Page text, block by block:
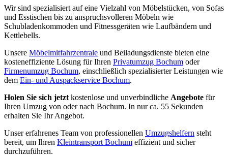
Wir sind spezialisiert auf eine Vielzahl von Möbelstücken, von Sofas
und Esstischen bis zu anspruchsvolleren Möbeln wie
Schubladenkommoden und Fitnessgeräten wie Laufbändern und
Kettlebells.
Unsere Möbelmitfahrzentrale und Beiladungsdienste bieten eine
kosteneffiziente Lösung für Ihren Privatumzug Bochum oder
Firmenumzug Bochum, einschließlich spezialisierter Leistungen wie
dem Ein- und Auspackservice Bochum.
Holen Sie sich jetzt kostenlose und unverbindliche Angebote für
Ihren Umzug von oder nach Bochum. In nur ca. 55 Sekunden
erhalten Sie Ihr Angebot.
Unser erfahrenes Team von professionellen Umzugshelfern steht
bereit, um Ihren Kleintransport Bochum effizient und sicher
durchzuführen.